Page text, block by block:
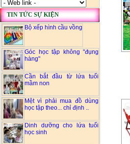
TIN TỨC SỰ KIỆN
Bộ xếp hình cầu vồng
Góc học tập không "đụng
hàng"
Cần bắt đầu từ lứa tuổi
mầm non
Mệt vì phải mua đồ dùng
học tập theo... chỉ định ..
Dinh dưỡng cho lứa tuổi
học sinh